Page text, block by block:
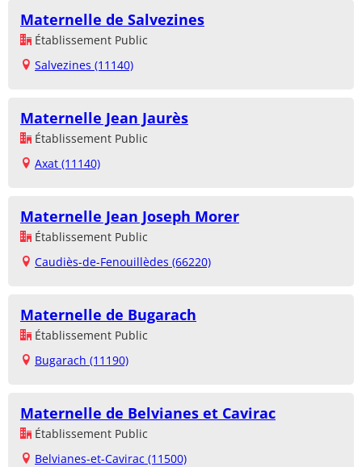
Maternelle de Salvezines
Établissement Public
Salvezines (11140)
Maternelle Jean Jaurès
Établissement Public
Axat (11140)
Maternelle Jean Joseph Morer
Établissement Public
Caudiès-de-Fenouillèdes (66220)
Maternelle de Bugarach
Établissement Public
Bugarach (11190)
Maternelle de Belvianes et Cavirac
Établissement Public
Belvianes-et-Cavirac (11500)